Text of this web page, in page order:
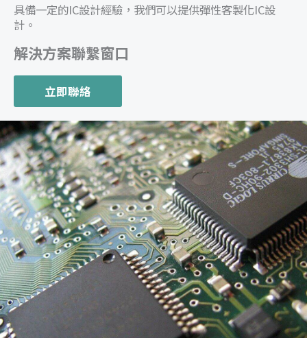
具備一定的IC設計經驗，我們可以提供彈性客製化IC設
計。
解決方案聯繫窗口
立即聯絡